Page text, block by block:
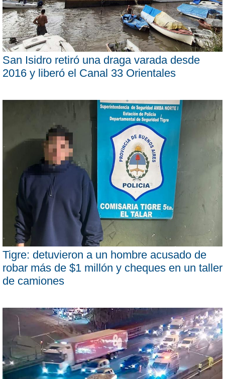
San Isidro retiró una draga varada desde
2016 y liberó el Canal 33 Orientales
Tigre: detuvieron a un hombre acusado de
robar más de $1 millón y cheques en un taller
de camiones